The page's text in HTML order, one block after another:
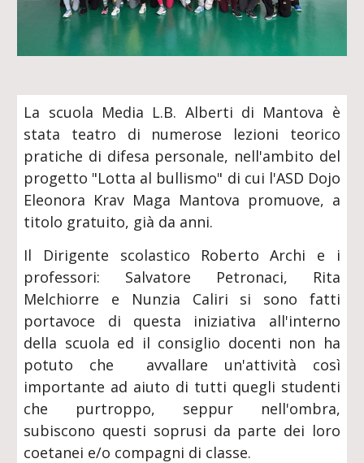
La scuola Media L.B. Alberti di Mantova è
stata teatro di numerose lezioni teorico
pratiche di difesa personale, nell'ambito del
progetto "Lotta al bullismo" di cui l'ASD Dojo
Eleonora Krav Maga Mantova promuove, a
titolo gratuito, già da anni.
Il Dirigente scolastico Roberto Archi e i
professori: Salvatore Petronaci, Rita
Melchiorre e Nunzia Caliri si sono fatti
portavoce di questa iniziativa all'interno
della scuola ed il consiglio docenti non ha
potuto che avvallare un'attività così
importante ad aiuto di tutti quegli studenti
che purtroppo, seppur nell'ombra,
subiscono questi soprusi da parte dei loro
coetanei e/o compagni di classe.